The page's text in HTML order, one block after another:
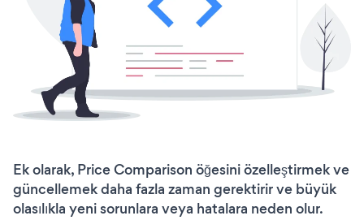
Ek olarak, Price Comparison öğesini özelleştirmek ve
güncellemek daha fazla zaman gerektirir ve büyük
olasılıkla yeni sorunlara veya hatalara neden olur.